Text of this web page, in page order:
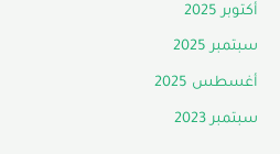
أكتوبر 2025
سبتمبر 2025
أغسطس 2025
سبتمبر 2023